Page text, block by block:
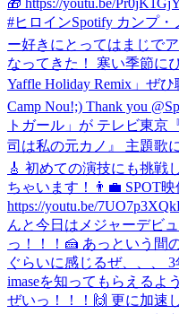
#ヒロインSpotify カンプ・
ー好きにとってはまじで
なってきた！ 寒い季節に
Yaffle Holiday Remix」ぜ
Camp Nou!;) Thank you
トガール」が テレビ東京
司は私の元カノ』 主題歌
🎸 初めての演技にも挑戦
ちゃいます！👨‍💼 SPOT
https://youtu.be/
んと今日はメジャーデビ
っ！！！🍰 あっという間
ぐらいに感じるぜ、、、
imaseを知ってもらえるよ
ぜいっ！！！🙌 更に加速